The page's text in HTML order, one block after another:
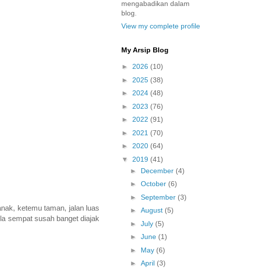
ketemu taman, jalan luas
sempat susah banget diajak
mengabadikan dalam
blog.
View my complete profile
My Arsip Blog
► 2026 (10)
► 2025 (38)
► 2024 (48)
► 2023 (76)
► 2022 (91)
► 2021 (70)
► 2020 (64)
▼ 2019 (41)
► December (4)
► October (6)
► September (3)
► August (5)
► July (5)
► June (1)
► May (6)
► April (3)